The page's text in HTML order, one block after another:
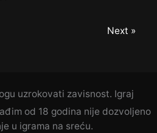
Next »
uzrokovati zavisnost. Igraj
od 18 godina nije dozvoljeno
u igrama na sreću.